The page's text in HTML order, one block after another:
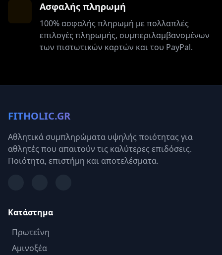
Ασφαλής πληρωμή
100% ασφαλής πληρωμή με πολλαπλές
επιλογές πληρωμής, συμπεριλαμβανομένων
των πιστωτικών καρτών και του PayPal.
FITHOLIC.GR
Αθλητικά συμπληρώματα υψηλής ποιότητας για
αθλητές που απαιτούν τις καλύτερες επιδόσεις.
Ποιότητα, επιστήμη και αποτελέσματα.
Κατάστημα
Πρωτεΐνη
Αμινοξέα